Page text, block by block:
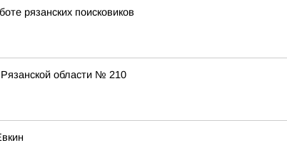
рязанских поисковиков
области № 210